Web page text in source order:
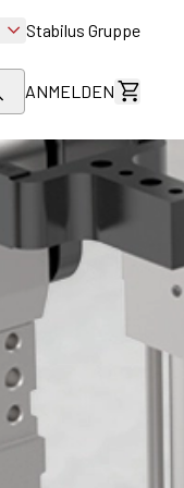
Stabilus Gruppe
ANMELDEN